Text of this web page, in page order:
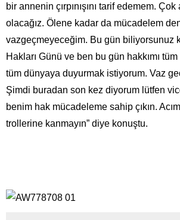
bir annenin çırpınışını tarif edemem. Çok
olacağız. Ölene kadar da mücadelem
vazgeçmeyeceğim. Bu gün biliyorsunuz
Hakları Günü ve ben bu gün hakkımı
tüm dünyaya duyurmak istiyorum. Vaz
Şimdi buradan son kez diyorum lütfen
benim hak mücadeleme sahip çıkın.
trollerine kanmayın” diye konuştu.